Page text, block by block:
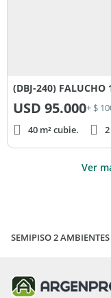
(DBJ-240) FALUCHO
USD 95.000+ $
40 m² cubie.
Ver